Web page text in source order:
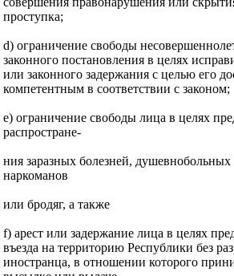
проступка;
d) ограничение свободы
законного постановления в целях
или законного задержания с целью его
компетентным в соответствии с законом;
е) ограничение свободы лица в целях
распростране-
ния заразных болезней, душевнобольных
наркоманов
или бродяг, а также
f) арест или задержание лица в целях
въезда на территорию Республики без
иностранца, в отношении которого